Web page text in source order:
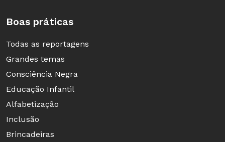
Preço: R$ 40,90
Maneco Caneco Chapéu de Funil
Autor: Luis Camargo
Páginas: 32
Preço: R$ 18,90
Maria Vai com as Outras
Boas práticas
Todas as reportagens
Grandes temas
Consciência Negra
Educação Infantil
Alfabetização
Inclusão
Brincadeiras